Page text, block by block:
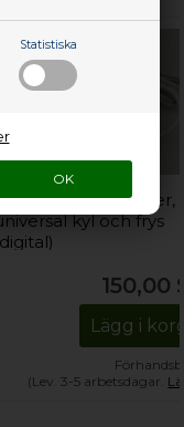
Statistiska
kyl och frys
150,00
Lägg i
(Lev. 3-5 arbetsdagar.